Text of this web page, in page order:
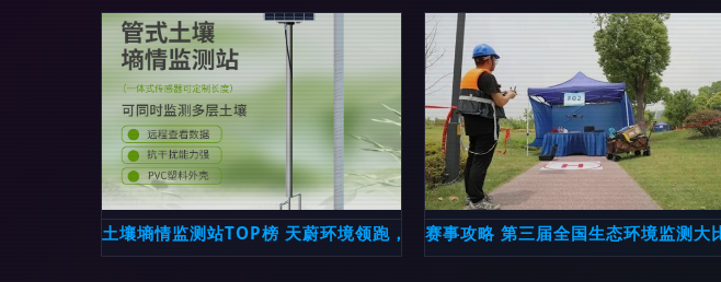
土壤墒情监测站TOP榜 天蔚环境领跑，根系层水分动态全掌握
赛事攻略 第三届全国生态环境监测